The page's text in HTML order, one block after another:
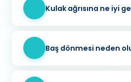
Kulak ağrısına ne iyi
Baş dönmesi neden